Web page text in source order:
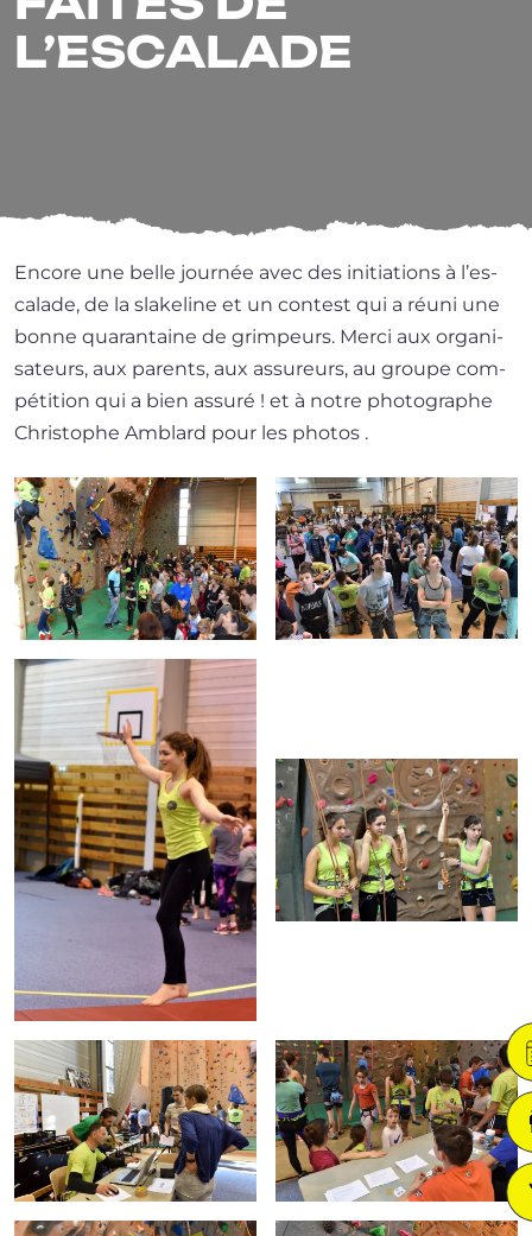
L’ESCALADE
Encore une belle jour­née avec des ini­tia­tions à l’es­
ca­lade, de la sla­ke­line et un contest qui a réuni une
bonne qua­ran­taine de grim­peurs. Merci aux orga­ni­
sa­teurs, aux parents, aux assu­reurs, au groupe com­
pé­ti­tion qui a bien assu­ré ! et à notre pho­to­graphe
Christophe Amblard pour les photos .